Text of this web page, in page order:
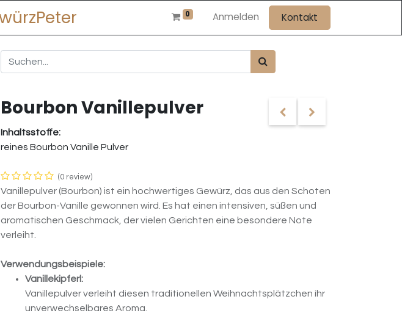
0 Anmelden Kontakt
Bourbon Vanillepulver
Inhaltsstoffe:
reines Bourbon Vanille Pulver
(0 review)
Vanillepulver (Bourbon) ist ein hochwertiges Gewürz, das aus den Schoten
der Bourbon-Vanille gewonnen wird. Es hat einen intensiven, süßen und
aromatischen Geschmack, der vielen Gerichten eine besondere Note
verleiht.
Verwendungsbeispiele:
Vanillekipferl:
Vanillepulver verleiht diesen traditionellen Weihnachtsplätzchen ihr
unverwechselbares Aroma.